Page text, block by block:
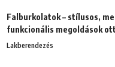
Falburkolatok – stílusos,
funkcionális megoldások
Lakberendezés